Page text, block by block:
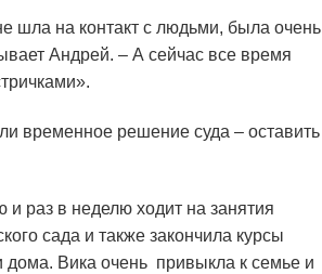
шла на контакт с людьми, была очень
Андрей. – А сейчас все время
временное решение суда – оставить
раз в неделю ходит на занятия
сада и также закончила курсы
дома. Вика очень привыкла к семье и